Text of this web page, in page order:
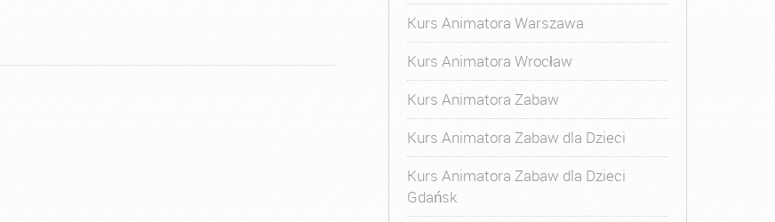
Kurs Animatora Warszawa
Kurs Animatora Wrocław
Kurs Animatora Zabaw
Kurs Animatora Zabaw dla Dzieci
Kurs Animatora Zabaw dla Dzieci
Gdańsk